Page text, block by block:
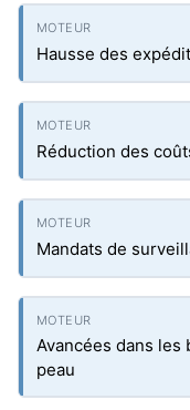
Hausse des
Réduction des
Mandats de
Avancées dans les
peau